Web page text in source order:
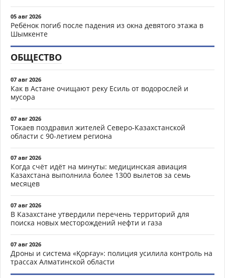
05 авг 2026
Ребёнок погиб после падения из окна девятого этажа в
Шымкенте
ОБЩЕСТВО
07 авг 2026
Как в Астане очищают реку Есиль от водорослей и
мусора
07 авг 2026
Токаев поздравил жителей Северо-Казахстанской
области с 90-летием региона
07 авг 2026
Когда счёт идёт на минуты: медицинская авиация
Казахстана выполнила более 1300 вылетов за семь
месяцев
07 авг 2026
В Казахстане утвердили перечень территорий для
поиска новых месторождений нефти и газа
07 авг 2026
Дроны и система «Қорғау»: полиция усилила контроль на
трассах Алматинской области